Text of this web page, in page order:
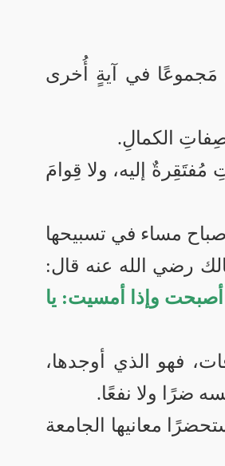
مَجموعًا في آيةٍ أُخرى
صِفاتِ الكمالِ.
إليه، ولا قِوامَ
مساء في تسبيحها
رضي الله عنه قال:
وإذا أمسيت: يا
فهو الذي أوجدها،
ضرًا ولا نفعًا.
معانيها الجامعة